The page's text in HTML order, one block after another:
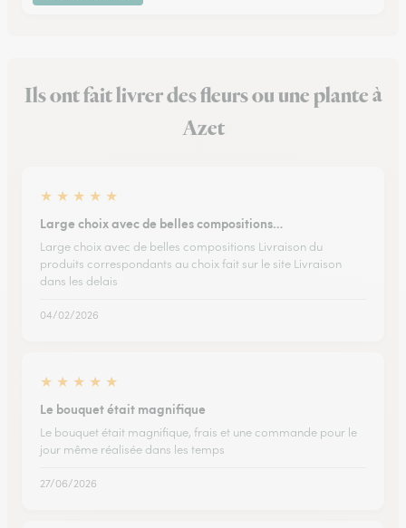
Ils ont fait livrer des fleurs ou une plante à
Azet
★ ★ ★ ★ ★
Large choix avec de belles compositions…
Large choix avec de belles compositions Livraison du
produits correspondants au choix fait sur le site Livraison
dans les delais
04/02/2026
★ ★ ★ ★ ★
Le bouquet était magnifique
Le bouquet était magnifique, frais et une commande pour le
jour même réalisée dans les temps
27/06/2026